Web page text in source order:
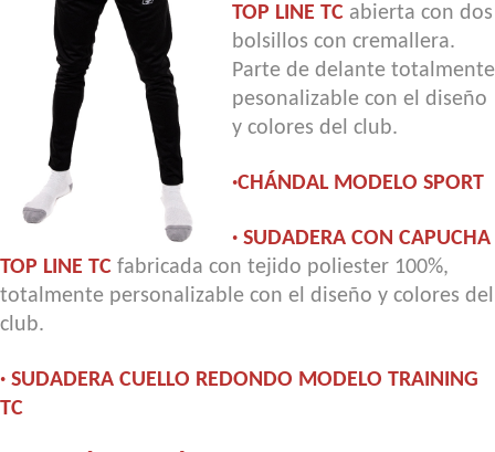
TOP LINE TC abierta con dos
bolsillos con cremallera.
Parte de delante totalmente
pesonalizable con el diseño
y colores del club.
·CHÁNDAL MODELO SPORT
· SUDADERA CON CAPUCHA
TOP LINE TC fabricada con tejido poliester 100%,
totalmente personalizable con el diseño y colores del
club.
· SUDADERA CUELLO REDONDO MODELO TRAINING
TC